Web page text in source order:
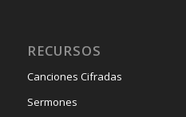
RECURSOS
Canciones Cifradas
Sermones